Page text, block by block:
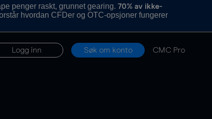
penger raskt, grunnet gearing.70% av ikke-
hvordan CFDer og OTC-opsjoner fungerer
Logg inn Søk om konto CMC Pro